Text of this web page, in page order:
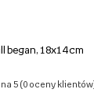
began, 18x14 cm
na 5 (0 oceny klientów